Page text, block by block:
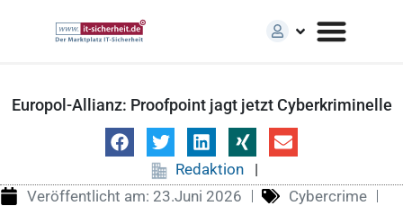
Europol-Allianz: Proofpoint jagt jetzt Cyberkriminelle
Redaktion
|
Veröffentlicht am: 23.Juni 2026
Cybercrime